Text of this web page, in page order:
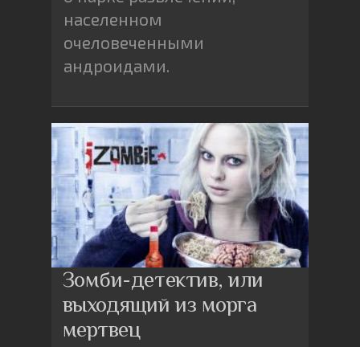
населенном
очеловеченными
андроидами.
Зомби-детектив, или
выходящий из морга
мертвец